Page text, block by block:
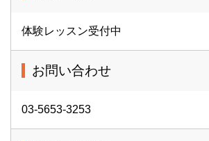
体験レッスン受付中
お問い合わせ
03-5653-3253